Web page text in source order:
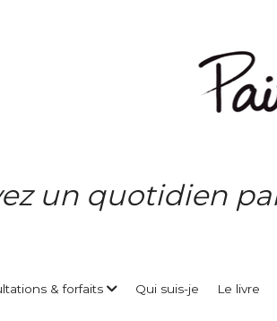
un quotidien
& forfaits Qui suis-je Le livre